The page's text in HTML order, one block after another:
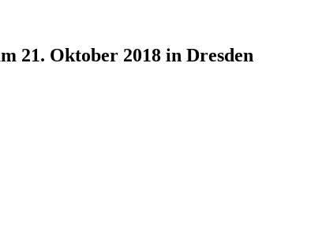
21. Oktober 2018 in Dresden